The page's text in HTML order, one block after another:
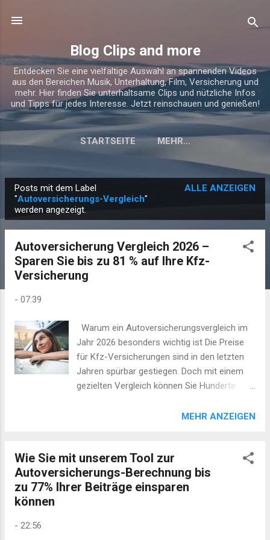
Blog Clips and more
Entdecken Sie eine vielfältige Auswahl an spannenden Videos
aus den Bereichen Musik, Unterhaltung, Film, Versicherung und
mehr. Hier finden Sie unterhaltsame Clips und nützliche Infos
und Tipps für jedes Interesse. Jetzt reinschauen und genießen!
STARTSEITE MEHR…
s
Posts mit dem Label
"Autoversicherungs-Vergleich"
werden angezeigt.
ALLE ANZEIGEN
Autoversicherung Vergleich 2026 –
Sparen Sie bis zu 81 % auf Ihre Kfz-
Versicherung
- 07:39
Warum ein Autoversicherungsvergleich im
Jahr 2026 besonders wichtig ist Die Preise
für Kfz-Versicherungen sind in den letzten
Jahren spürbar gestiegen. Doch mit einem
gezielten Vergleich können Sie Hunderte
Leistungen zu verzichten. Unser
besten Tarife zu finden. Über 330
Versicherungstarife im Vergleich Individuelle
Empfehlungen nach Ihren Bedürfnissen
MEHR ANZEIGEN
Wie Sie mit unserem Tool zur
Autoversicherungs-Berechnung bis
zu 77% Ihrer Beiträge einsparen
können
- 22:56